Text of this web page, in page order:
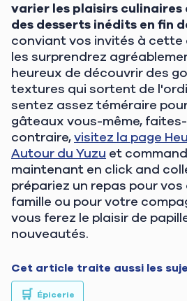
varier les plaisirs
des desserts inédits en fin
conviant vos invités à cette
les surprendrez
heureux de découvrir des
textures qui sortent de
sentez assez téméraire
gâteaux vous-même,
contraire,visitez la page
Autour du Yuzu et
maintenant en click and
prépariez un repas pour
famille ou pour votre
vous ferez le plaisir de
nouveautés.
Cet article traite aussi les
🛒 Épicerie